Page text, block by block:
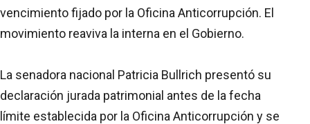
vencimiento fijado por la Oficina Anticorrupción. El
movimiento reaviva la interna en el Gobierno.
La senadora nacional Patricia Bullrich presentó su
declaración jurada patrimonial antes de la fecha
límite establecida por la Oficina Anticorrupción y se